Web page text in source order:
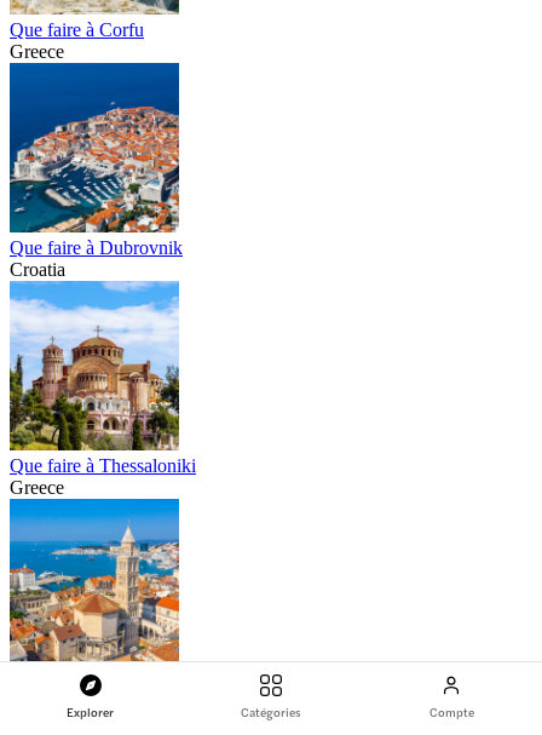
Explorer Catégories Compte
Que faire à Corfu
Greece
Que faire à Dubrovnik
Croatia
Que faire à Thessaloniki
Greece
Que faire à Split